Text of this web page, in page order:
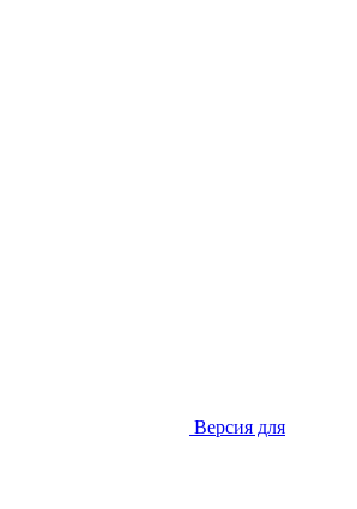
Версия для